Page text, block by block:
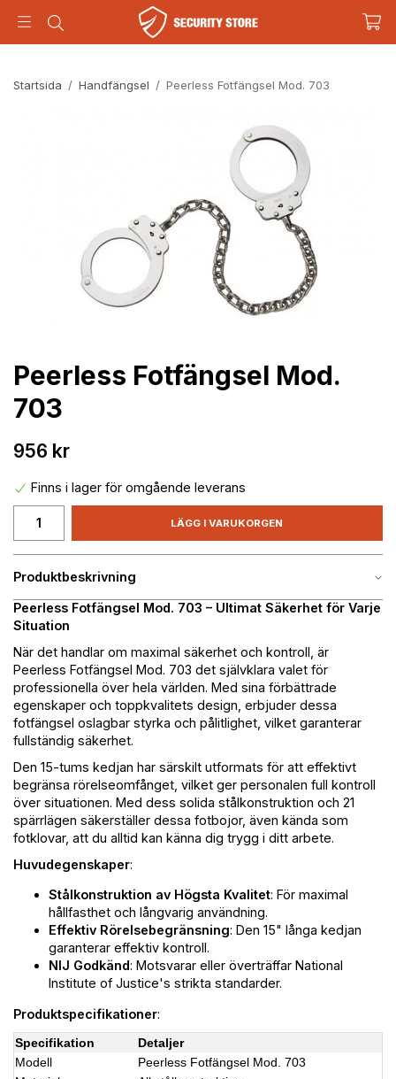
Startsida / Handfängsel / Peerless Fotfängsel Mod. 703
Peerless Fotfängsel Mod.
703
956 kr
Finns i lager för omgående leverans
LÄGG I VARUKORGEN
Produktbeskrivning
Peerless Fotfängsel Mod. 703 – Ultimat Säkerhet för Varje
Situation
När det handlar om maximal säkerhet och kontroll, är
Peerless Fotfängsel Mod. 703 det självklara valet för
professionella över hela världen. Med sina förbättrade
egenskaper och toppkvalitets design, erbjuder dessa
fotfängsel oslagbar styrka och pålitlighet, vilket garanterar
fullständig säkerhet.
Den 15-tums kedjan har särskilt utformats för att effektivt
begränsa rörelseomfånget, vilket ger personalen full kontroll
över situationen. Med dess solida stålkonstruktion och 21
spärrlägen säkerställer dessa fotbojor, även kända som
fotklovar, att du alltid kan känna dig trygg i ditt arbete.
Huvudegenskaper:
Stålkonstruktion av Högsta Kvalitet: För maximal
hållfasthet och långvarig användning.
Effektiv Rörelsebegränsning: Den 15" långa kedjan
garanterar effektiv kontroll.
NIJ Godkänd: Motsvarar eller överträffar National
Institute of Justice's strikta standarder.
Produktspecifikationer:
Specifikation
Detaljer
Modell
Peerless Fotfängsel Mod. 703